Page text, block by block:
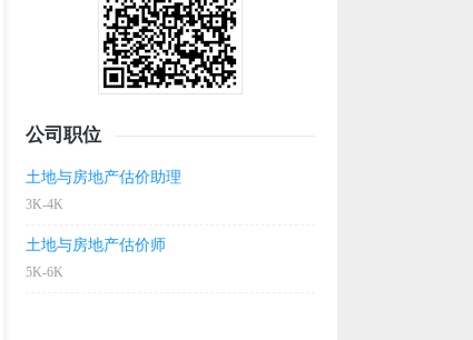
公司职位
土地与房地产估价助理
3K-4K
土地与房地产估价师
5K-6K